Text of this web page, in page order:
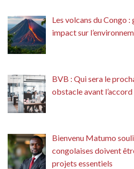
Les volcans du Congo
impact sur
BVB : Qui sera le
obstacle avant
Bienvenu Matumo
congolaises doivent
projets essentiels